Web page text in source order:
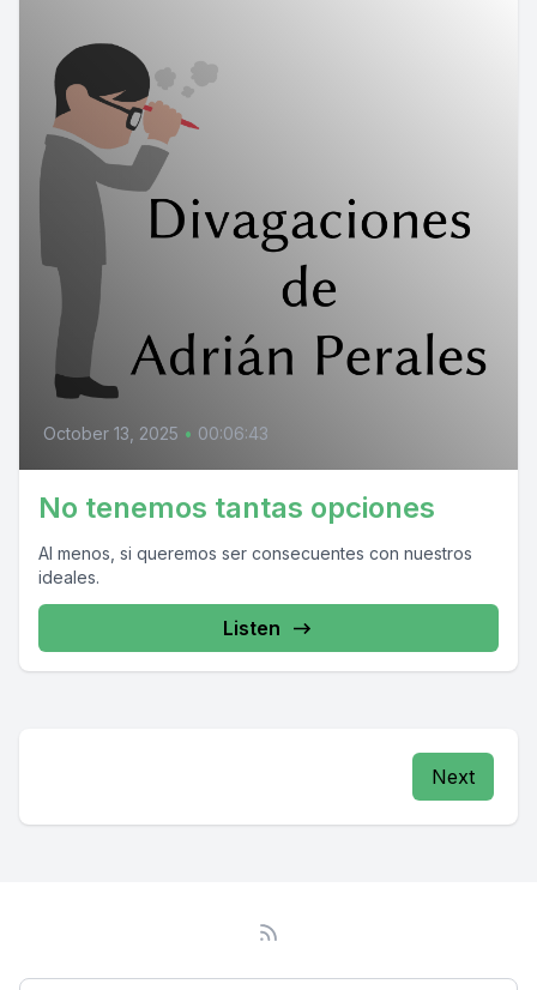
October 13, 2025 • 00:06:43
No tenemos tantas opciones
Al menos, si queremos ser consecuentes con nuestros
ideales.
Listen
Next